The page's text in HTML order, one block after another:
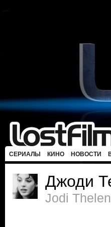
СЕРИАЛЫ КИНО НОВОСТИ
Джоди
Jodi Thelen